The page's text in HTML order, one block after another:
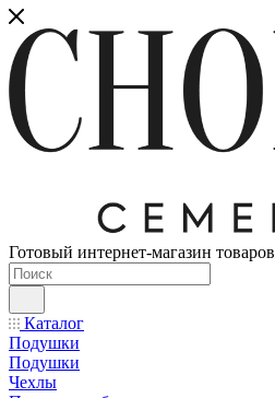
Готовый интернет-магазин
Каталог
Подушки
Подушки
Чехлы